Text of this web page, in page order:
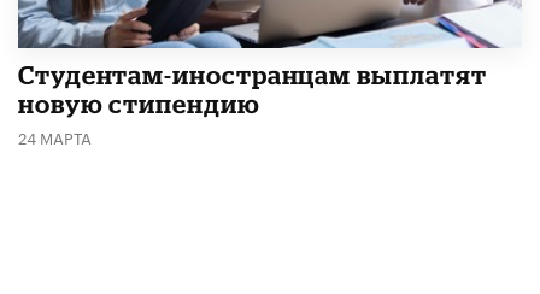
Студентам-иностранцам выплатят
новую стипендию
24 МАРТА